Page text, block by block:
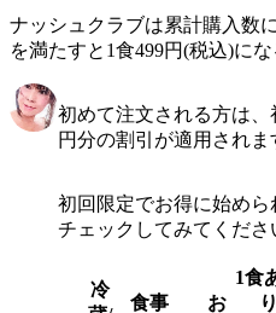
ナッシュクラブは累計購入数
を満たすと1食499円(税込)に
初めて注文される方は、
円分の割引が適用されま
初回限定でお得に始め
チェックしてみてくださ
冷
食事
お
1食
り